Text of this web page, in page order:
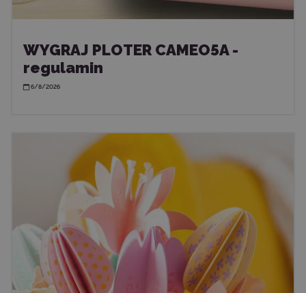
WYGRAJ PLOTER CAMEO5A -
regulamin
6/8/2026